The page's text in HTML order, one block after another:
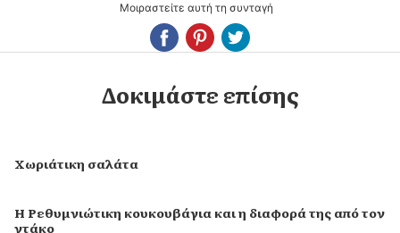
Μοιραστείτε αυτή τη συνταγή
Δοκιμάστε επίσης
Χωριάτικη σαλάτα
Η Ρεθυμνιώτικη κουκουβάγια και η διαφορά της από τον
ντάκο